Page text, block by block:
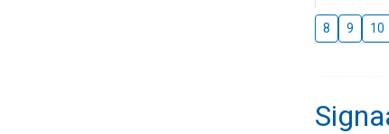
8 9 10